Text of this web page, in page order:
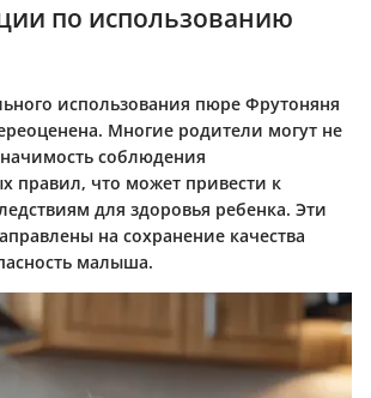
по использованию
использования пюре Фрутоняня
Многие родители могут не
соблюдения
правил, что может привести к
для здоровья ребенка. Эти
на сохранение качества
малыша.